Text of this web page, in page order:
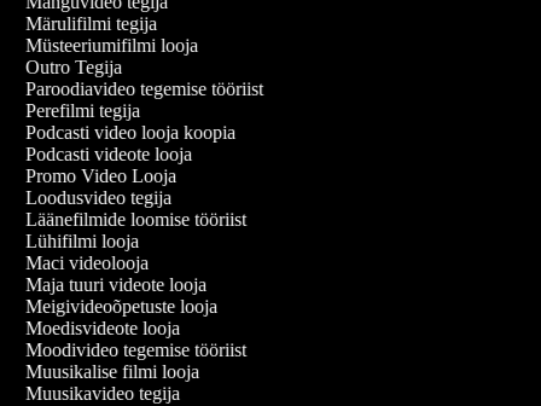
Märulifilmi tegija
Müsteeriumifilmi looja
Outro Tegija
Paroodiavideo tegemise tööriist
Perefilmi tegija
Podcasti video looja koopia
Podcasti videote looja
Promo Video Looja
Loodusvideo tegija
Läänefilmide loomise tööriist
Lühifilmi looja
Maci videolooja
Maja tuuri videote looja
Meigivideoõpetuste looja
Moedisvideote looja
Moodivideo tegemise tööriist
Muusikalise filmi looja
Muusikavideo tegija